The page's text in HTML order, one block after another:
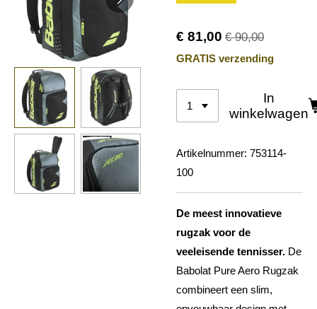
€ 81,00 € 90,00
GRATIS verzending
In
winkelwagen
Artikelnummer: 753114-
100
De meest innovatieve
rugzak voor de
veeleisende tennisser. De
Babolat Pure Aero Rugzak
combineert een slim,